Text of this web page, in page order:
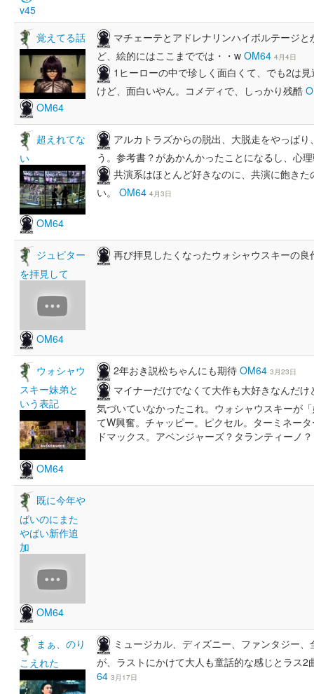
v45
覚えてる話
OM64
マチェーテとアドレナリンハイボルテージ
ど、絵的にはここまででは・・w OM64 4月4日
1ヒーローの中で珍しく面白くて、でも2は
けど、面白いやん。コメディで、しっかり残酷
超えれてな
い
OM64
アルカトラズからの脱出、大脱走をやっぱ
う。参考書？があかんかったことになるし、心
共演系はほとんど好きなのに、共演に飽き
い。 OM64 4月3日
ジュピター
を拝見して
OM64
再び拝見したくなったウォシャウスキーの
ウォシャウ
スキー妹弟と
いう表記
OM64
2年おき説松ちゃんにも期待 OM64 3月23日
マイナーだけでなくて大作も大好きなんだ
気づいていなかったこれ。ウォシャウスキーが
てW興奮。チャッピー。ピクセル。ターミネー
ドマックス。アベンジャーズ？タランティーノ
既に今年や
ばいのにまた
やばい新作追
加
OM64
まぁ、のり
こえれた
ミュージカル、ディズニー、ファンタジー
が、ラストにかけて大人も童話的な感じとラス
64 3月17日